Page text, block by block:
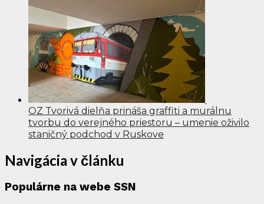
OZ Tvorivá dielňa prináša graffiti a murálnu
tvorbu do verejného priestoru – umenie oživilo
staničný podchod v Ruskove
Navigácia v článku
Populárne na webe SSN